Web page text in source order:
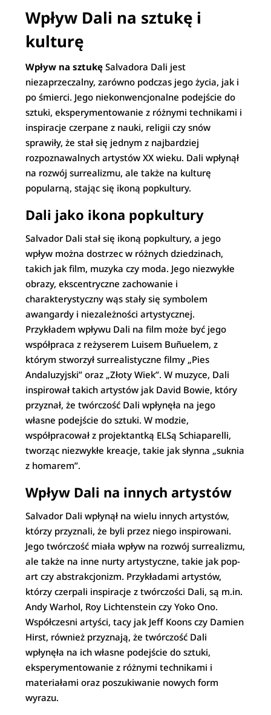
Wpływ Dali na sztukę i
kulturę
Wpływ na sztukę Salvadora Dali jest
niezaprzeczalny, zarówno podczas jego życia, jak i
po śmierci. Jego niekonwencjonalne podejście do
sztuki, eksperymentowanie z różnymi technikami i
inspiracje czerpane z nauki, religii czy snów
sprawiły, że stał się jednym z najbardziej
rozpoznawalnych artystów XX wieku. Dali wpłynął
na rozwój surrealizmu, ale także na kulturę
popularną, stając się ikoną popkultury.
Dali jako ikona popkultury
Salvador Dali stał się ikoną popkultury, a jego
wpływ można dostrzec w różnych dziedzinach,
takich jak film, muzyka czy moda. Jego niezwykłe
obrazy, ekscentryczne zachowanie i
charakterystyczny wąs stały się symbolem
awangardy i niezależności artystycznej.
Przykładem wpływu Dali na film może być jego
współpraca z reżyserem Luisem Buñuelem, z
którym stworzył surrealistyczne filmy „Pies
Andaluzyjski” oraz „Złoty Wiek”. W muzyce, Dali
inspirował takich artystów jak David Bowie, który
przyznał, że twórczość Dali wpłynęła na jego
własne podejście do sztuki. W modzie,
współpracował z projektantką ELSą Schiaparelli,
tworząc niezwykłe kreacje, takie jak słynna „suknia
z homarem”.
Wpływ Dali na innych artystów
Salvador Dali wpłynął na wielu innych artystów,
którzy przyznali, że byli przez niego inspirowani.
Jego twórczość miała wpływ na rozwój surrealizmu,
ale także na inne nurty artystyczne, takie jak pop-
art czy abstrakcjonizm. Przykładami artystów,
którzy czerpali inspiracje z twórczości Dali, są m.in.
Andy Warhol, Roy Lichtenstein czy Yoko Ono.
Współczesni artyści, tacy jak Jeff Koons czy Damien
Hirst, również przyznają, że twórczość Dali
wpłynęła na ich własne podejście do sztuki,
eksperymentowanie z różnymi technikami i
materiałami oraz poszukiwanie nowych form
wyrazu.